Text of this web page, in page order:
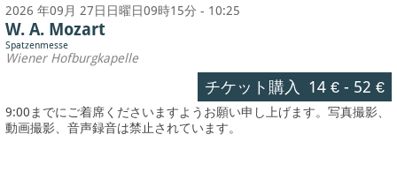
2026 年09月 27日日曜日09時15分 - 10:25
W. A. Mozart
Spatzenmesse
Wiener Hofburgkapelle
チケット購入 14 €- 52 €
9:00までにご着席くださいますようお願い申し上げます。写真撮影、
動画撮影、音声録音は禁止されています。